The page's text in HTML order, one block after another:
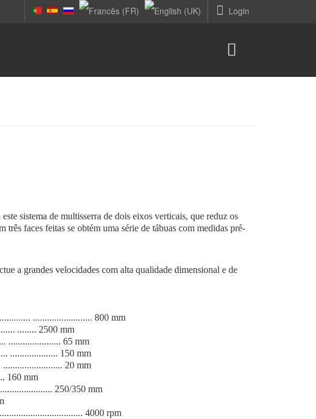
Login
sistema de multisserra de dois eixos verticais, que reduz os
faces feitas se obtém uma série de tábuas com medidas pré-
a grandes velocidades com alta qualidade dimensional e de
......................... 800 mm
........ 2500 mm
...................... 65 mm
.................... 150 mm
20 mm
160 mm
250/350 mm
4000 rpm